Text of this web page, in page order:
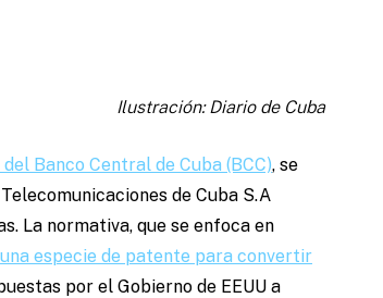
Ilustración: Diario de Cuba
del Banco Central de Cuba (BCC), se
de Cuba S.A
La normativa, que se enfoca en
una especie de patente para convertir
por el Gobierno de EEUU a